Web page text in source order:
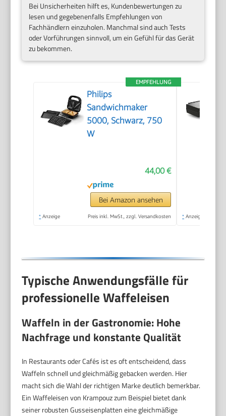
Bei Unsicherheiten hilft es, Kundenbewertungen zu
lesen und gegebenenfalls Empfehlungen von
Fachhändlern einzuholen. Manchmal sind auch Tests
oder Vorführungen sinnvoll, um ein Gefühl für das Gerät
zu bekommen.
EMPFEHLUNG
Philips
Sandwichmaker
5000, Schwarz, 750
W
44,00 €
Bei Amazon ansehen
* Anzeige Preis inkl. MwSt., zzgl. Versandkosten * Anzeige
Typische Anwendungsfälle für
professionelle Waffeleisen
Waffeln in der Gastronomie: Hohe
Nachfrage und konstante Qualität
In Restaurants oder Cafés ist es oft entscheidend, dass
Waffeln schnell und gleichmäßig gebacken werden. Hier
macht sich die Wahl der richtigen Marke deutlich bemerkbar.
Ein Waffeleisen von Krampouz zum Beispiel bietet dank
seiner robusten Gusseisenplatten eine gleichmäßige